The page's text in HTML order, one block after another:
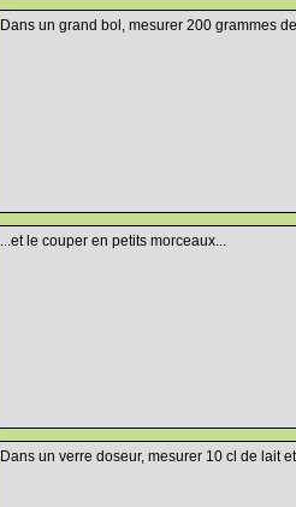
Dans un grand bol, mesurer 200 grammes
...et le couper en petits morceaux...
Dans un verre doseur, mesurer 10 cl de lait